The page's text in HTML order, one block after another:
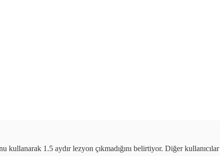
kullanarak 1.5 aydır lezyon çıkmadığını belirtiyor. Diğer